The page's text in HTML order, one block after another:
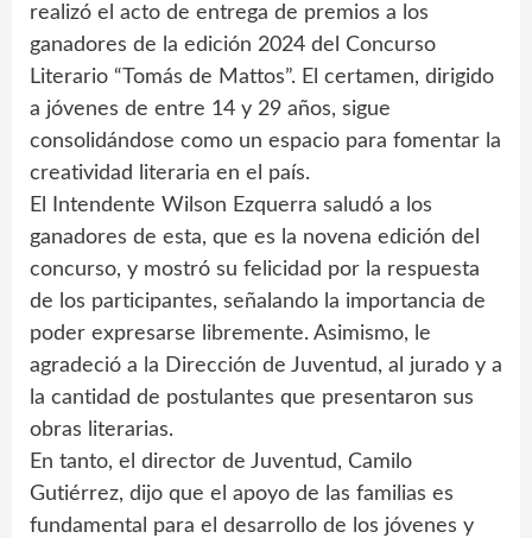
realizó el acto de entrega de premios a los
ganadores de la edición 2024 del Concurso
Literario “Tomás de Mattos”. El certamen, dirigido
a jóvenes de entre 14 y 29 años, sigue
consolidándose como un espacio para fomentar la
creatividad literaria en el país.
El Intendente Wilson Ezquerra saludó a los
ganadores de esta, que es la novena edición del
concurso, y mostró su felicidad por la respuesta
de los participantes, señalando la importancia de
poder expresarse libremente. Asimismo, le
agradeció a la Dirección de Juventud, al jurado y a
la cantidad de postulantes que presentaron sus
obras literarias.
En tanto, el director de Juventud, Camilo
Gutiérrez, dijo que el apoyo de las familias es
fundamental para el desarrollo de los jóvenes y